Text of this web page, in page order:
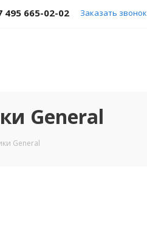
495 665-02-02 Заказать звонок
General
General